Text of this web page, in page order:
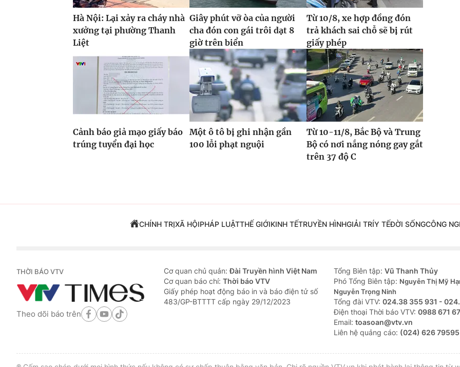
Hà Nội: Lại xảy ra cháy nhà
xưởng tại phường Thanh
Liệt
Giây phút vỡ òa của người
cha đón con gái trôi dạt 8
giờ trên biển
Từ 10/8, xe hợp đồng đón
trả khách sai chỗ sẽ bị rút
giấy phép
Cảnh báo giả mạo giấy báo
trúng tuyển đại học
Một ô tô bị ghi nhận gần
100 lỗi phạt nguội
Từ 10-11/8, Bắc Bộ và Trung
Bộ có nơi nắng nóng gay gắt
trên 37 độ C
CHÍNH TRỊXÃ HỘIPHÁP LUẬTTHẾ GIỚIKINH TẾTRUYỀN HÌNHGIẢI TRÍY TẾĐỜI SỐNGCÔNG
THỜI BÁO VTV
Theo dõi báo trên
Cơ quan chủ quản:Đài Truyền hình Việt Nam
Cơ quan báo chí: Thời báo VTV
Giấy phép hoạt động báo in và báo điện tử số
483/GP-BTTTT cấp ngày 29/12/2023
Tổng Biên tập: Vũ Thanh Thủy
Phó Tổng Biên tập: Nguyễn Thị Mỹ
Nguyễn Trọng Ninh
Tổng đài VTV: 024.38 355 931 -
Ðiện thoại Thời báo VTV: 0988 671
Email: toasoan@vtv.vn
Liên hệ quảng cáo: (024) 626 79595